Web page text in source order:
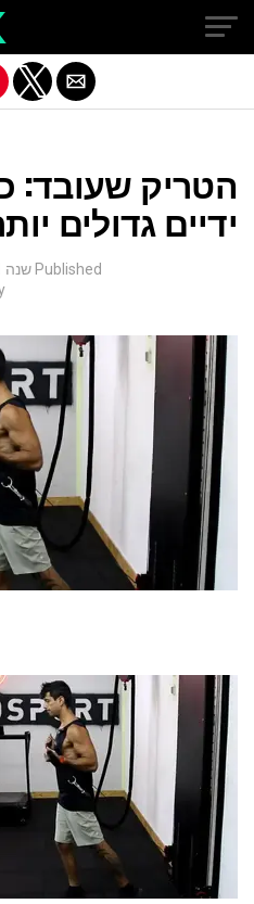
הטריק שעובד:
ידיים גדולים
Published שנה 1 ago
version